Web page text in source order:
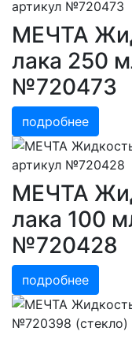
МЕЧТА
лака 250
№720473
подробнее
МЕЧТА
лака 100
№720428
подробнее